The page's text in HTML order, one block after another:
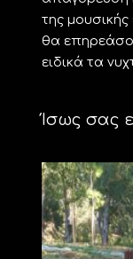
της
θα
ειδικά τα
Ίσως σας